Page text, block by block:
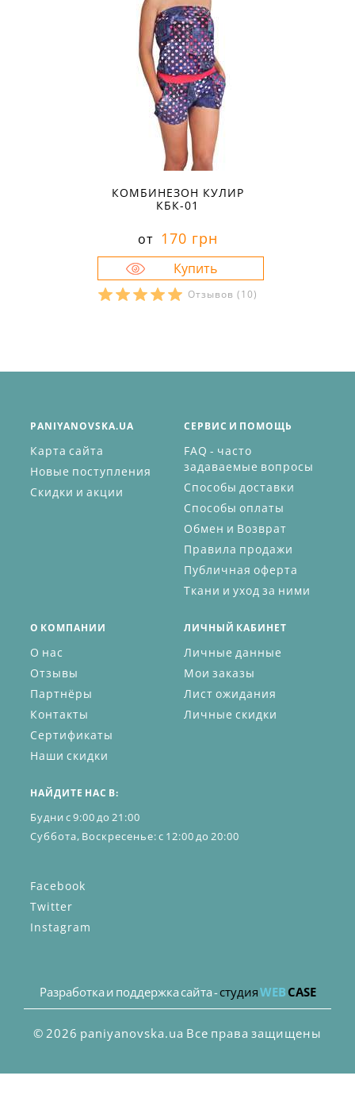
КОМБИНЕЗОН КУЛИР
КБК-01
от 170 грн
Отзывов (10)
PANIYANOVSKA.UA
Карта сайта
Новые поступления
Скидки и акции
СЕРВИС И ПОМОЩЬ
FAQ - часто
задаваемые вопросы
Способы доставки
Способы оплаты
Обмен и Возврат
Правила продажи
Публичная оферта
Ткани и уход за ними
О КОМПАНИИ
О нас
Отзывы
Партнёры
Контакты
Сертификаты
Наши скидки
ЛИЧНЫЙ КАБИНЕТ
Личные данные
Мои заказы
Лист ожидания
Личные скидки
НАЙДИТЕ НАС В:
Будни с 9:00 до 21:00
Суббота, Воскресенье: с 12:00 до 20:00
Facebook
Twitter
Instagram
Разработка и поддержка сайта -студияWEB CASE
© 2026 paniyanovska.ua Все права защищены